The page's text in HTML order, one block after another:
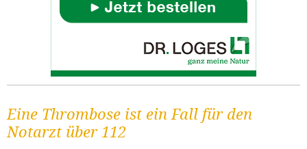
Eine Thrombose ist ein Fall für den
Notarzt über 112